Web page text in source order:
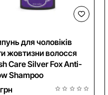
для чоловіків
жовтизни волосся
Care Silver Fox Anti-
Shampoo